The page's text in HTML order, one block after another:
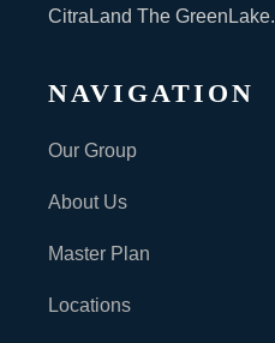
CitraLand The GreenLake.
NAVIGATION
Our Group
About Us
Master Plan
Locations